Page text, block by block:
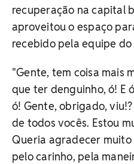
recuperação na capital
aproveitou o espaço
recebido pela equipe
"Gente, tem coisa mais
que ter denguinho, ó! E
ó! Gente, obrigado,
de todos vocês. Estou
Queria agradecer muito
pelo carinho, pela